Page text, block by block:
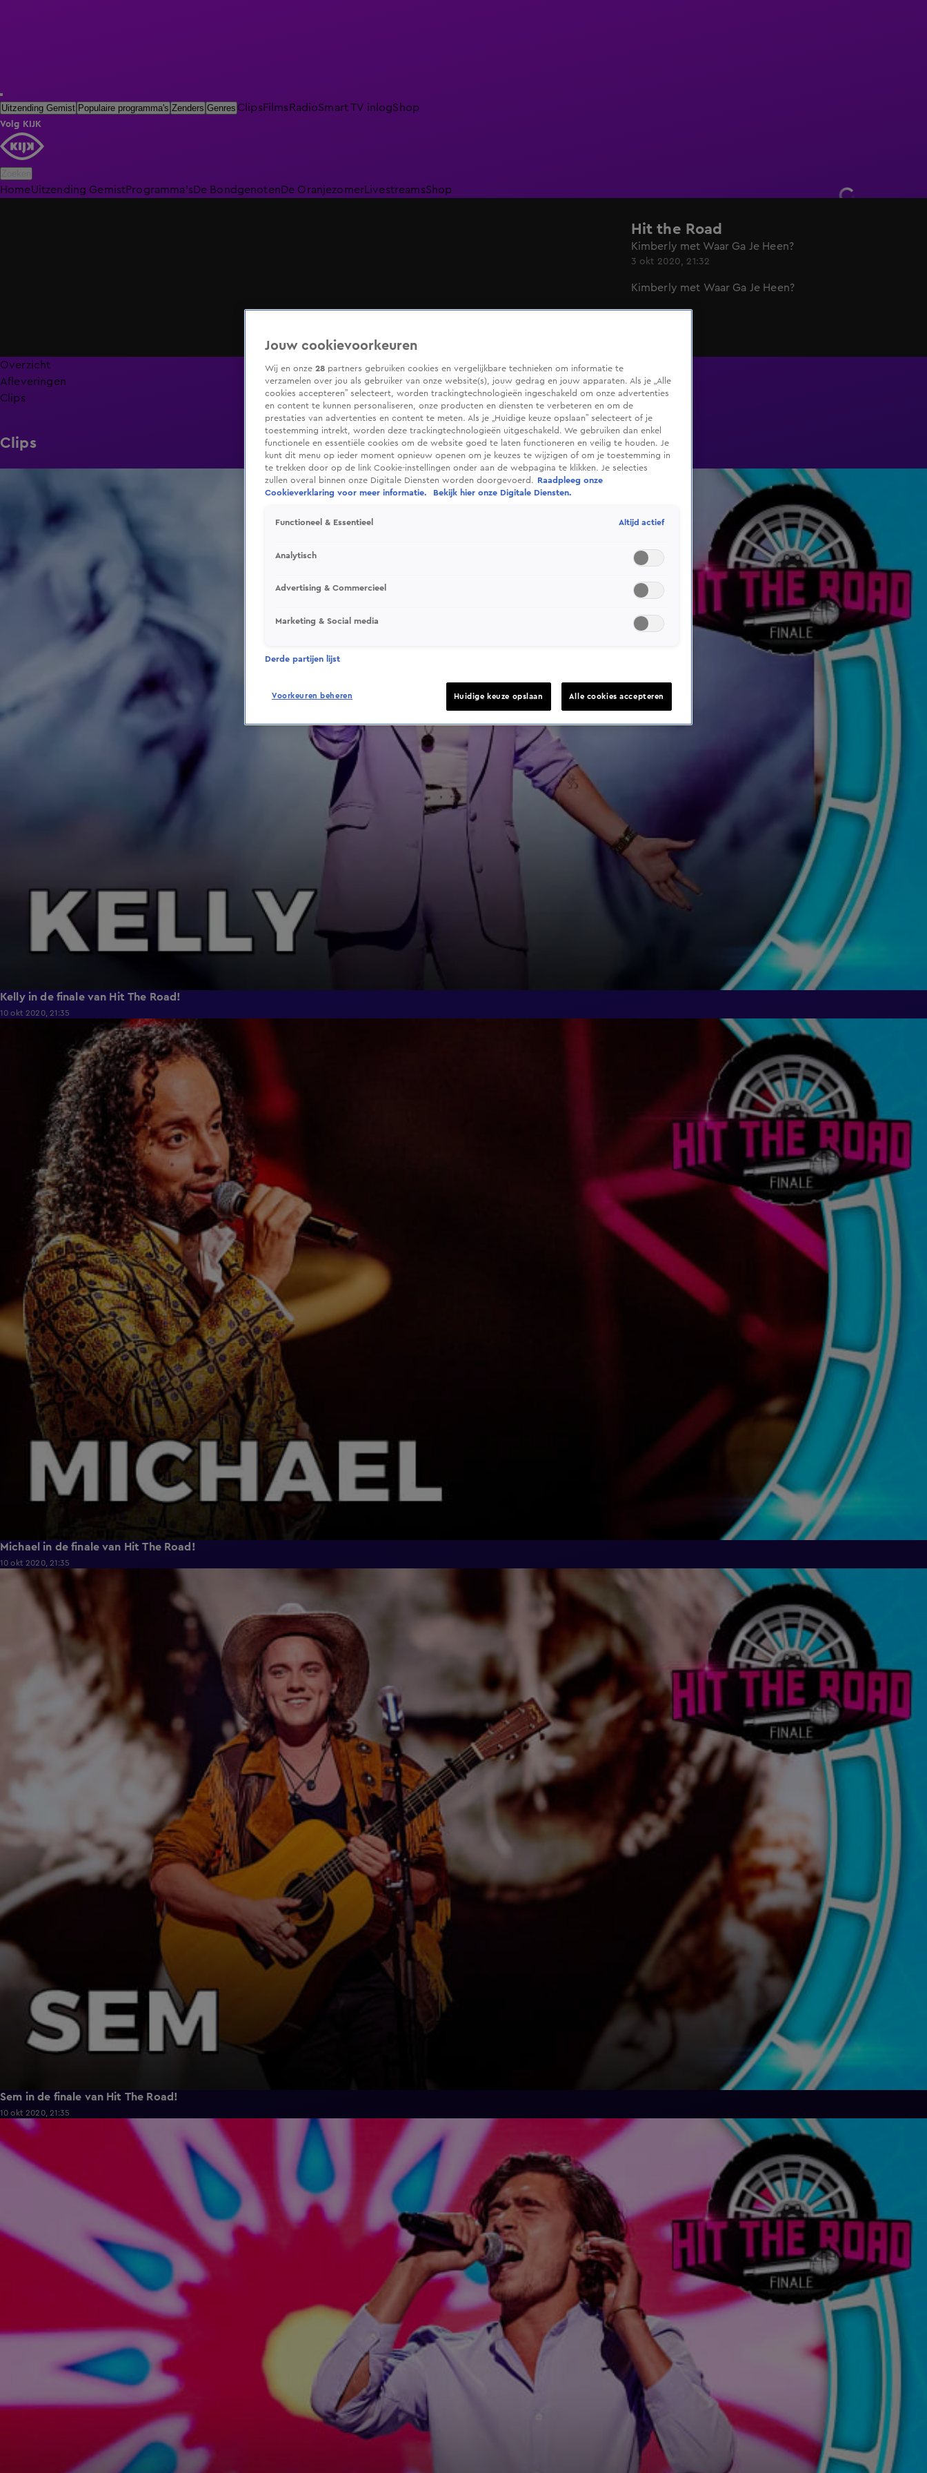
Uitzending Gemist Populaire programma's Zenders Genres ClipsFilmsRadioSmart TV inlogShop
Volg KIJK
HomeUitzending GemistProgramma'sDe BondgenotenDe Oranjezomer LivestreamsShop
Hit the Road
Kimberly met Waar Ga Je Heen?
3 okt 2020, 21:32
Kimberly met Waar Ga Je Heen?
Overzicht
Afleveringen
Clips
Clips
Kelly in de finale van Hit The Road!
10 okt 2020, 21:35
Michael in de finale van Hit The Road!
10 okt 2020, 21:35
2:09
Sem in de finale van Hit The Road!
10 okt 2020, 21:35
2:05
Jouw cookievoorkeuren
Wij en onze 28 partners gebruiken cookies en vergelijkbare technieken om informatie te
verzamelen over jou als gebruiker van onze website(s), jouw gedrag en jouw apparaten. Als je „Alle
cookies accepteren” selecteert, worden trackingtechnologieën ingeschakeld om onze advertenties
en content te kunnen personaliseren, onze producten en diensten te verbeteren en om de
prestaties van advertenties en content te meten. Als je „Huidige keuze opslaan” selecteert of je
toestemming intrekt, worden deze trackingtechnologieën uitgeschakeld. We gebruiken dan enkel
functionele en essentiële cookies om de website goed te laten functioneren en veilig te houden. Je
kunt dit menu op ieder moment opnieuw openen om je keuzes te wijzigen of om je toestemming in
te trekken door op de link Cookie-instellingen onder aan de webpagina te klikken. Je selecties
zullen overal binnen onze Digitale Diensten worden doorgevoerd.
Raadpleeg onze
Cookieverklaring voor meer informatie.
Bekijk hier onze Digitale Diensten.
Functioneel & Essentieel Altijd actief
Analytisch
Advertising & Commercieel
Marketing & Social media
Derde partijen lijst
Voorkeuren beheren Huidige keuze opslaan Alle cookies accepteren